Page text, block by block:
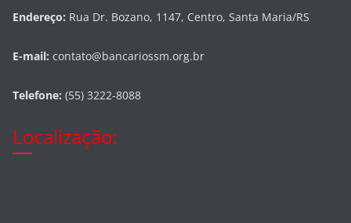
Endereço: Rua Dr. Bozano, 1147, Centro, Santa Maria/RS
E-mail: contato@bancariossm.org.br
Telefone: (55) 3222-8088
Localização: